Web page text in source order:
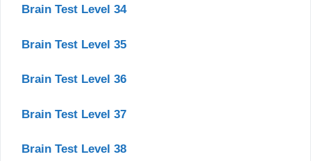
Brain Test Level 34
Brain Test Level 35
Brain Test Level 36
Brain Test Level 37
Brain Test Level 38